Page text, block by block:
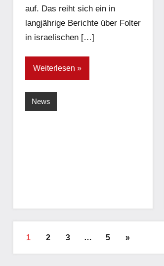
auf. Das reiht sich ein in
langjährige Berichte über Folter
in israelischen […]
Weiterlesen
News
Seitennummerierung
der
1 2 3 … 5
Nächste
»